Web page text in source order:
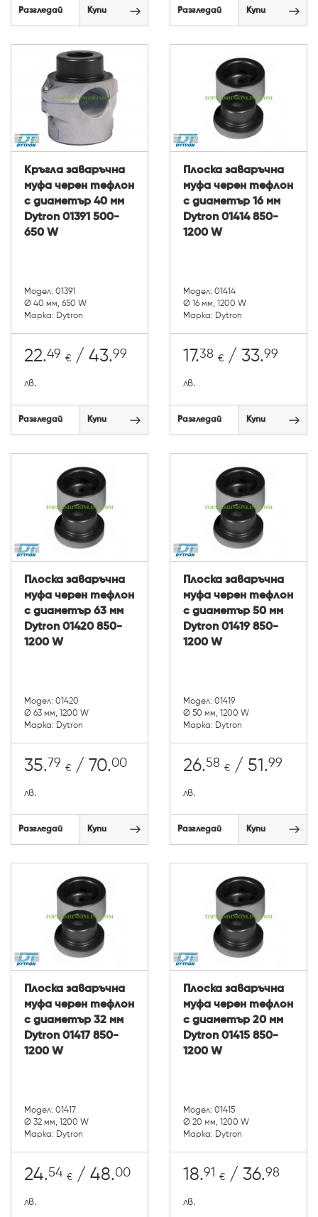
Разгледай Купи Разгледай Купи
Кръгла заваръчна
муфа черен тефлон
с диаметър 40 мм
Dytron 01391 500-
650 W
Модел: 01391
Ø 40 мм, 650 W
Марка: Dytron
22.49 € / 43.99
лв.
Разгледай Купи
Плоска заваръчна
муфа черен тефлон
с диаметър 16 мм
Dytron 01414 850-
1200 W
Модел: 01414
Ø 16 мм, 1200 W
Марка: Dytron
17.38 € / 33.99
лв.
Разгледай Купи
Плоска заваръчна
муфа черен тефлон
с диаметър 63 мм
Dytron 01420 850-
1200 W
Модел: 01420
Ø 63 мм, 1200 W
Марка: Dytron
35.79 € / 70.00
лв.
Разгледай Купи
Плоска заваръчна
муфа черен тефлон
с диаметър 50 мм
Dytron 01419 850-
1200 W
Модел: 01419
Ø 50 мм, 1200 W
Марка: Dytron
26.58 € / 51.99
лв.
Разгледай Купи
Плоска заваръчна
муфа черен тефлон
с диаметър 32 мм
Dytron 01417 850-
1200 W
Модел: 01417
Ø 32 мм, 1200 W
Марка: Dytron
24.54 € / 48.00
лв.
Плоска заваръчна
муфа черен тефлон
с диаметър 20 мм
Dytron 01415 850-
1200 W
Модел: 01415
Ø 20 мм, 1200 W
Марка: Dytron
18.91 € / 36.98
лв.